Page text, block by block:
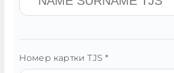
Номер картки TJS *